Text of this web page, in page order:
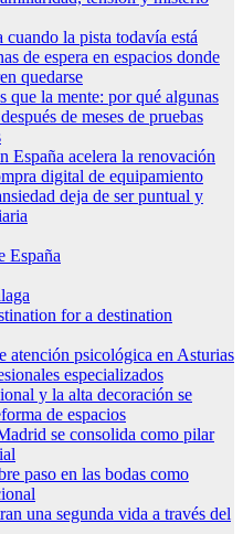
la pista todavía está
de espera en espacios donde
quedarse
que la mente: por qué algunas
de meses de pruebas
España acelera la renovación
digital de equipamiento
deja de ser puntual y
España
for a destination
atención psicológica en Asturias
especializados
y la alta decoración se
de espacios
se consolida como pilar
paso en las bodas como
una segunda vida a través del